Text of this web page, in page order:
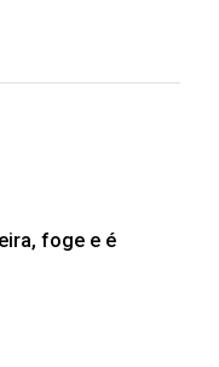
foge e é